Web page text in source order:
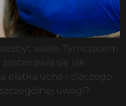
wiele. Tymczasem
się jak
płatka ucha i dlaczego
uwagi?